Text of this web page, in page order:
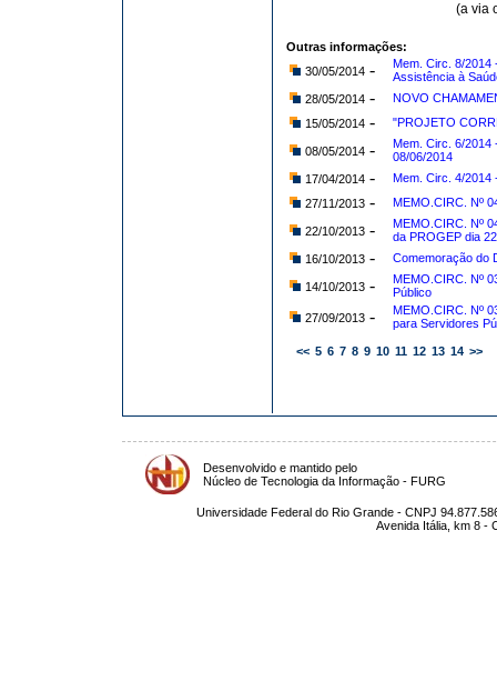
(a via
Outras informações:
30/05/2014-
Mem. Circ. 8/2014
Assistência à
28/05/2014-
NOVO
15/05/2014- "PROJETO
08/05/2014-
Mem. Circ. 6/2014
08/06/2014
17/04/2014-
Mem. Circ. 4/2014
27/11/2013- MEMO.CIRC. Nº
22/10/2013-
MEMO.CIRC. Nº
da PROGEP dia
16/10/2013- Comemoração do
14/10/2013-
MEMO.CIRC. Nº
Público
27/09/2013-
MEMO.CIRC. Nº
para Servidores
<< 5 6 7 8 9 10 11 12 13 14 >>
Desenvolvido e mantido pelo
Núcleo de Tecnologia da Informação - FURG
Universidade Federal do Rio Grande - CNPJ
Avenida Itália, km 8 -